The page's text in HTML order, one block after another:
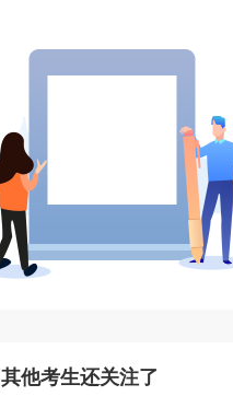
其他考生还关注了